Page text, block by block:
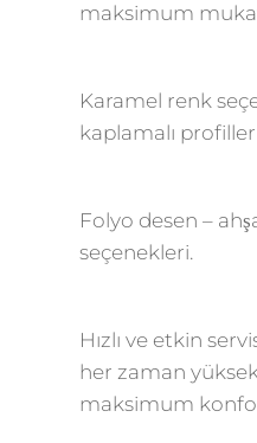
maksimum
Karamel renk
kaplamalı
Folyo desen –
seçenekleri.
Hızlı ve etkin
her zaman
maksimum